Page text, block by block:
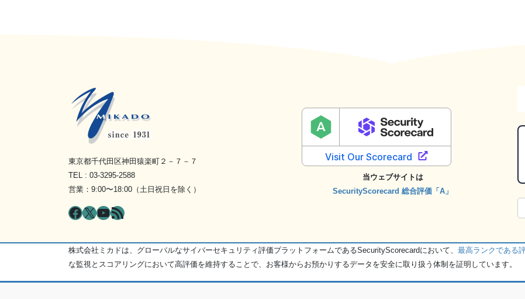
東京都千代田区神田猿楽町２－７－７
TEL : 03-3295-2588
営業：9:00〜18:00（土日祝日を除く）
Facebook
X YouTube
RSS フィード
当ウェブサイトは
SecurityScorecard 総合評価「A」
株式会社ミカドは、グローバルなサイバーセキュリティ評価プラットフォームであるSecurityScorecardにおいて、 最高ランクである
な監視とスコアリングにおいて高評価を維持することで、お客様からお預かりするデータを安全に取り扱う体制を証明しています。